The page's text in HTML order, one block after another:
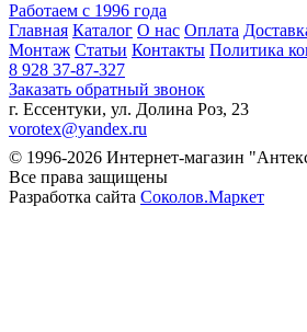
Работаем с 1996 года
Главная Каталог О нас Оплата
Монтаж Статьи Контакты Политика
8 928 37-87-327
Заказать обратный звонок
г. Ессентуки, ул. Долина Роз, 23
vorotex@yandex.ru
© 1996-2026 Интернет-магазин
Все права защищены
Разработка сайта Соколов.Маркет